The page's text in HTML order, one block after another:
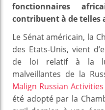
fonctionnaires
contribuent à de telles
Le Sénat américain, la
des Etats-Unis, vient
de loi relatif à la
malveillantes de la
Malign Russian
été adopté par la